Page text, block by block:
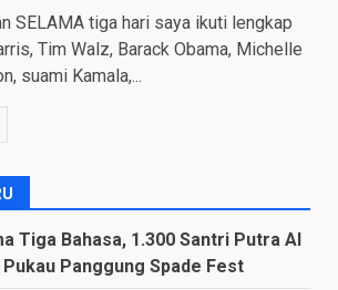
SELAMA tiga hari saya ikuti lengkap
Tim Walz, Barack Obama, Michelle
suami Kamala,...
Tiga Bahasa, 1.300 Santri Putra Al
Panggung Spade Fest